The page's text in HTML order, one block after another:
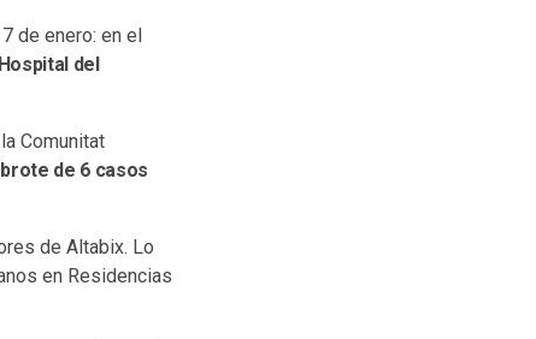
de enero: en el
Hospital del
Comunitat
de 6 casos
de Altabix. Lo
en Residencias